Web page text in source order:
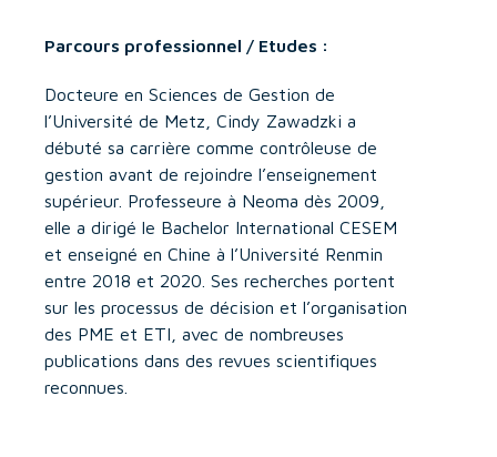
Parcours professionnel / Etudes :
Docteure en Sciences de Gestion de
l’Université de Metz, Cindy Zawadzki a
débuté sa carrière comme contrôleuse de
gestion avant de rejoindre l’enseignement
supérieur. Professeure à Neoma dès 2009,
elle a dirigé le Bachelor International CESEM
et enseigné en Chine à l’Université Renmin
entre 2018 et 2020. Ses recherches portent
sur les processus de décision et l’organisation
des PME et ETI, avec de nombreuses
publications dans des revues scientifiques
reconnues.